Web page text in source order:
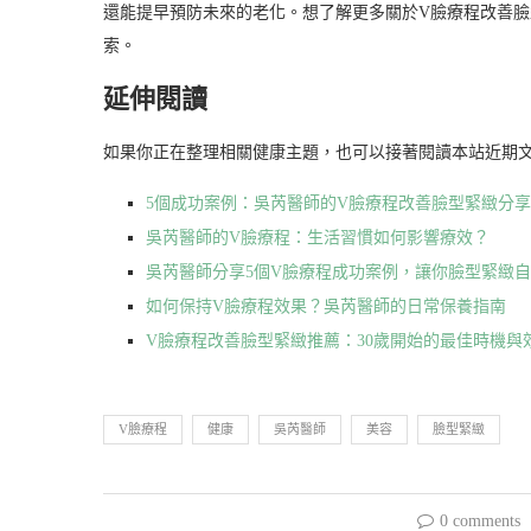
還能提早預防未來的老化。想了解更多關於V臉療程改善
索。
延伸閱讀
如果你正在整理相關健康主題，也可以接著閱讀本站近期
5個成功案例：吳芮醫師的V臉療程改善臉型緊緻分享
吳芮醫師的V臉療程：生活習慣如何影響療效？
吳芮醫師分享5個V臉療程成功案例，讓你臉型緊緻
如何保持V臉療程效果？吳芮醫師的日常保養指南
V臉療程改善臉型緊緻推薦：30歲開始的最佳時機與
V臉療程 健康 吳芮醫師 美容 臉型緊緻
0 comments